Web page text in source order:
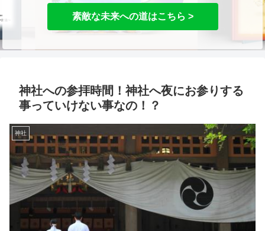
素敵な未来への道はこちら >
神社への参拝時間！神社へ夜にお参りする
事っていけない事なの！？
神社